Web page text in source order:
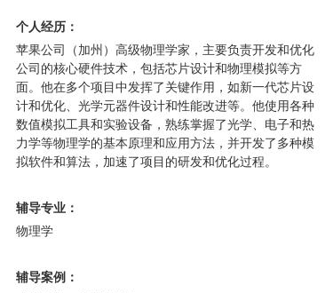
山
关
个人经历：
苹果公司（加州）高级物理学家，主要负责开发和优化
公司的核心硬件技术，包括芯片设计和物理模拟等方
面。他在多个项目中发挥了关键作用，如新一代芯片设
计和优化、光学元器件设计和性能改进等。他使用各种
数值模拟工具和实验设备，熟练掌握了光学、电子和热
力学等物理学的基本原理和应用方法，并开发了多种模
拟软件和算法，加速了项目的研发和优化过程。
辅导专业：
物理学
辅导案例：